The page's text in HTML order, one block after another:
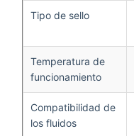
Tipo de sello
Temperatura de
funcionamiento
Compatibilidad de
los fluidos